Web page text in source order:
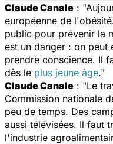
Claude Canale :
européenne de
public pour prévenir la
est un danger : on peut
prendre conscience. Il
dès le plus jeune âge."
Claude Canale : "Le
Commission nationale
peu de temps. Des
aussi télévisées. Il faut
l'industrie